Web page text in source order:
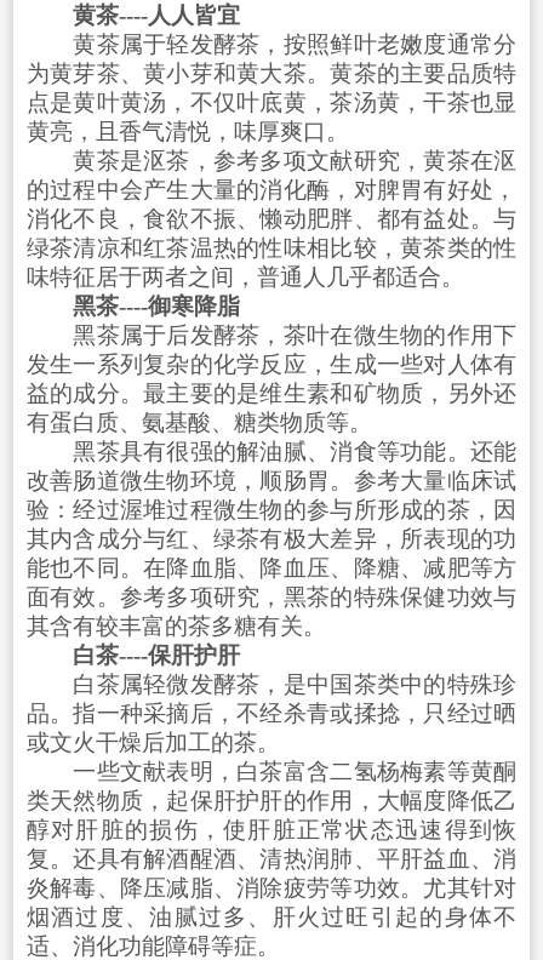
黄茶----人人皆宜
黄茶属于轻发酵茶，按照鲜叶老嫩度通常分
为黄芽茶、黄小芽和黄大茶。黄茶的主要品质特
点是黄叶黄汤，不仅叶底黄，茶汤黄，干茶也显
黄亮，且香气清悦，味厚爽口。
黄茶是沤茶，参考多项文献研究，黄茶在沤
的过程中会产生大量的消化酶，对脾胃有好处，
消化不良，食欲不振、懒动肥胖、都有益处。与
绿茶清凉和红茶温热的性味相比较，黄茶类的性
味特征居于两者之间，普通人几乎都适合。
黑茶----御寒降脂
黑茶属于后发酵茶，茶叶在微生物的作用下
发生一系列复杂的化学反应，生成一些对人体有
益的成分。最主要的是维生素和矿物质，另外还
有蛋白质、氨基酸、糖类物质等。
黑茶具有很强的解油腻、消食等功能。还能
改善肠道微生物环境，顺肠胃。参考大量临床试
验：经过渥堆过程微生物的参与所形成的茶，因
其内含成分与红、绿茶有极大差异，所表现的功
能也不同。在降血脂、降血压、降糖、减肥等方
面有效。参考多项研究，黑茶的特殊保健功效与
其含有较丰富的茶多糖有关。
白茶----保肝护肝
白茶属轻微发酵茶，是中国茶类中的特殊珍
品。指一种采摘后，不经杀青或揉捻，只经过晒
或文火干燥后加工的茶。
一些文献表明，白茶富含二氢杨梅素等黄酮
类天然物质，起保肝护肝的作用，大幅度降低乙
醇对肝脏的损伤，使肝脏正常状态迅速得到恢
复。还具有解酒醒酒、清热润肺、平肝益血、消
炎解毒、降压减脂、消除疲劳等功效。尤其针对
烟酒过度、油腻过多、肝火过旺引起的身体不
适、消化功能障碍等症。